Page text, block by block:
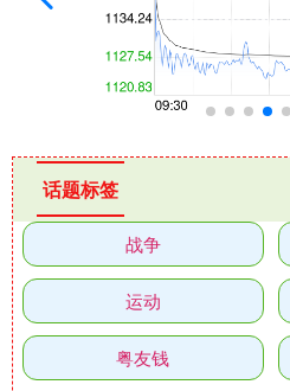
话题标签
战争
运动
粤友钱